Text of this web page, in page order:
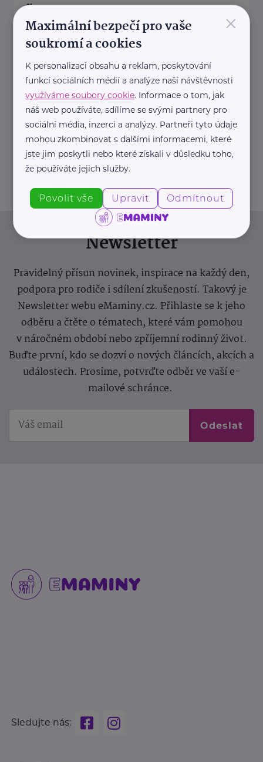
https://hartmanndirect.com/cs-cz
+420 800 100 150
info@hartmanndirect.cz
Ministerstvo zdravotnictví ČR
Palackého náměstí 375/4 Praha 2
https://www.mzcr.cz/
+420 224 971 111
mzcr@mzcr.cz
Newsletter
Pravidelný přísun novinek, inspirace na každý den,
podpora pro rodiče i sdílení zkušeností. Takový je
Newsletter webu eMaminy.cz. Přihlaste se k jeho
odběru a čtěte o tématech, které vám pomohou
v náročném období nebo zpříjemní rodinný život.
Buďte první, kdo se dozví o nových článcích, akcích a
událostech. Prosíme, potvrďte odběr ve vaší e-
mailové schránce.
Odeslat
Sledujte nás:
×
Maximální bezpečí pro vaše
soukromí a cookies
K personalizaci obsahu a reklam, poskytování
funkcí sociálních médií a analýze naší návštěvnosti
využíváme soubory cookie. Informace o tom, jak
náš web používáte, sdílíme se svými partnery pro
sociální média, inzerci a analýzy. Partneři tyto údaje
mohou zkombinovat s dalšími informacemi, které
jste jim poskytli nebo které získali v důsledku toho,
že používáte jejich služby.
Povolit vše Upravit Odmítnout